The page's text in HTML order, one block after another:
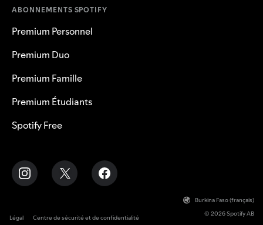
ABONNEMENTS SPOTIFY
Premium Personnel
Premium Duo
Premium Famille
Premium Étudiants
Spotify Free
Burkina Faso (français)
Légal Centre de sécurité et de confidentialité
© 2026 Spotify AB